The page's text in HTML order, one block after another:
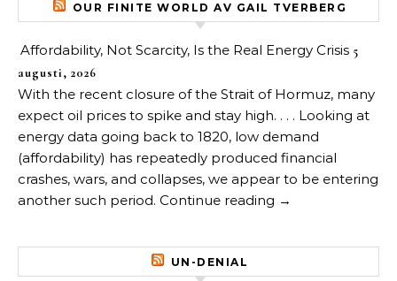
OUR FINITE WORLD AV GAIL TVERBERG
Affordability, Not Scarcity, Is the Real Energy Crisis 5
augusti, 2026
With the recent closure of the Strait of Hormuz, many
expect oil prices to spike and stay high. . . . Looking at
energy data going back to 1820, low demand
(affordability) has repeatedly produced financial
crashes, wars, and collapses, we appear to be entering
another such period. Continue reading →
UN-DENIAL